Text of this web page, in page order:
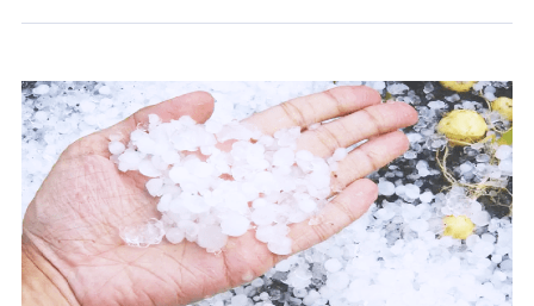
郵便、電話、およびＥメール等により、当社と取引のあるも
た維持管理等の委託業務遂行のため、またそれらに付帯、関
連する当社および提携会社のサービスを案内、提供するため
（なお、当社は複数の保険会社と取引があり、取得した個人
情報を取引のある他の保険会社の商品・サービスをご提案す
るために利用させていただくことがあります。）
上記に係る連絡・手続き・管理等付帯業務を行うため
3.セミナー募集サイトから取得した個人情報
各種セミナーの案内、開催のため